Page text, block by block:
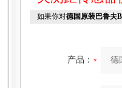
如果你对德国原装巴鲁夫
产品：